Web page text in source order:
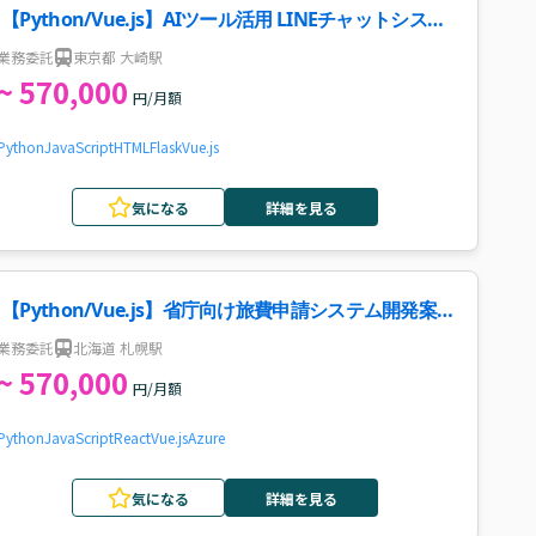
【Python/Vue.js】AIツール活用 LINEチャットシステ
ム再構築案件・求人
務委託 東京都 大崎駅
570,000 円/月額
JavaScriptHTML FlaskVue.js
気になる 詳細を見る
【Python/Vue.js】省庁向け旅費申請システム開発案
件・求人
務委託 北海道 札幌駅
570,000 円/月額
JavaScriptReactVue.jsAzure
気になる 詳細を見る